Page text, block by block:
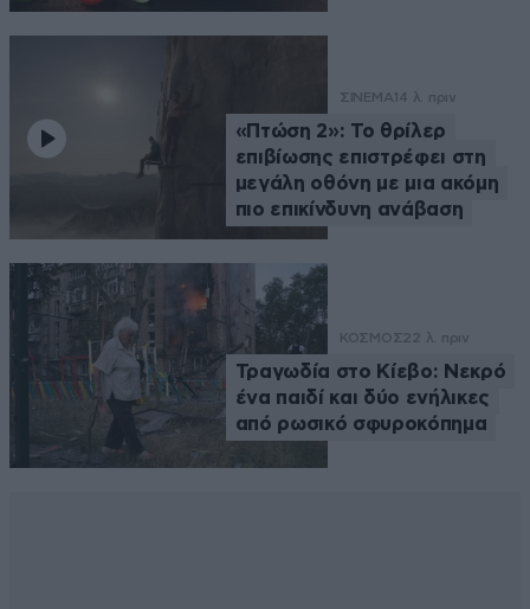
ΣΙΝΕΜΑ 14 λ. πριν
«Πτώση 2»: Το θρίλερ
επιβίωσης επιστρέφει στη
μεγάλη οθόνη με μια ακόμη
πιο επικίνδυνη ανάβαση
ΚΟΣΜΟΣ22 λ. πριν
Τραγωδία στο Κίεβο: Νεκρό
ένα παιδί και δύο ενήλικες
από ρωσικό σφυροκόπημα